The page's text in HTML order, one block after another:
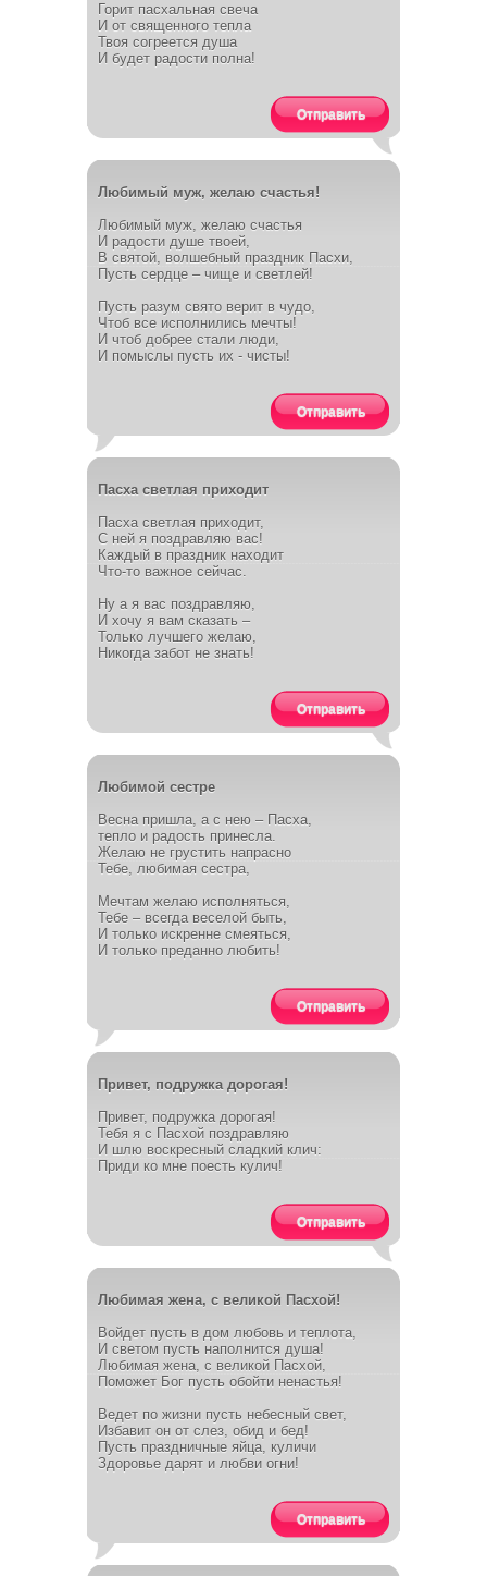
Горит пасхальная свеча
И от священного тепла
Твоя согреется душа
И будет радости полна!
Отправить
Любимый муж, желаю счастья!
Любимый муж, желаю счастья
И радости душе твоей,
В святой, волшебный праздник Пасхи,
Пусть сердце – чище и светлей!
Пусть разум свято верит в чудо,
Чтоб все исполнились мечты!
И чтоб добрее стали люди,
И помыслы пусть их - чисты!
Отправить
Пасха светлая приходит
Пасха светлая приходит,
С ней я поздравляю вас!
Каждый в праздник находит
Что-то важное сейчас.
Ну а я вас поздравляю,
И хочу я вам сказать –
Только лучшего желаю,
Никогда забот не знать!
Отправить
Любимой сестре
Весна пришла, а с нею – Пасха,
тепло и радость принесла.
Желаю не грустить напрасно
Тебе, любимая сестра,
Мечтам желаю исполняться,
Тебе – всегда веселой быть,
И только искренне смеяться,
И только преданно любить!
Отправить
Привет, подружка дорогая!
Привет, подружка дорогая!
Тебя я с Пасхой поздравляю
И шлю воскресный сладкий клич:
Приди ко мне поесть кулич!
Отправить
Любимая жена, с великой Пасхой!
Войдет пусть в дом любовь и теплота,
И светом пусть наполнится душа!
Любимая жена, с великой Пасхой,
Поможет Бог пусть обойти ненастья!
Ведет по жизни пусть небесный свет,
Избавит он от слез, обид и бед!
Пусть праздничные яйца, куличи
Здоровье дарят и любви огни!
Отправить